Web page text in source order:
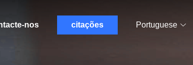
nos citações Portuguese